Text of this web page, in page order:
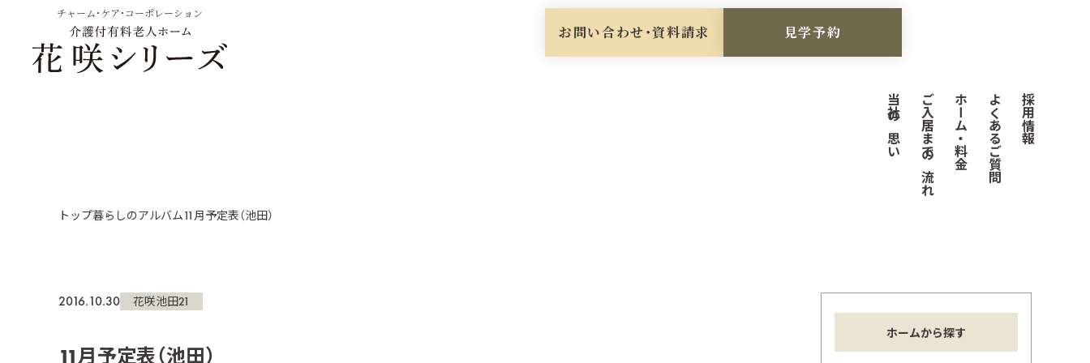
チャーム・ケア・コーポレーション
お問い合わせ・資料請求 見学予約
当社の思い ご入居までの流れ ホーム・料金 よくあるご質問 採用情報
トップ暮らしのアルバム11月予定表（池田）
2016.10.30 花咲池田21
11月予定表（池田）
ホームから探す